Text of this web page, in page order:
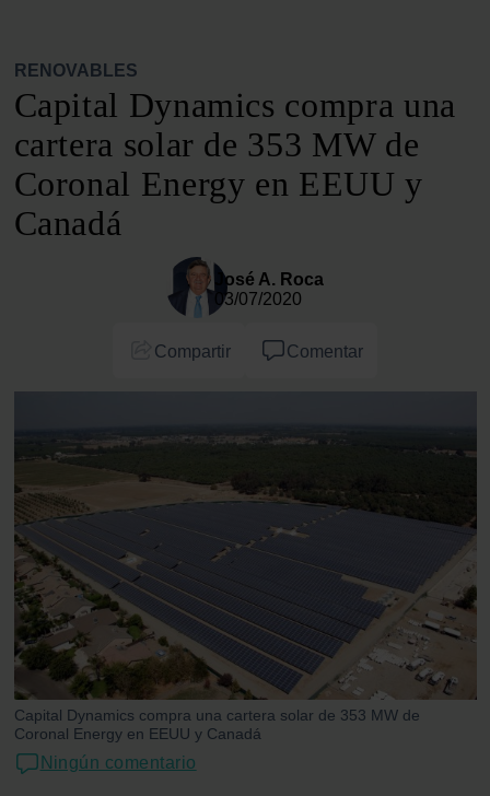
RENOVABLES
Capital Dynamics compra una
cartera solar de 353 MW de
Coronal Energy en EEUU y
Canadá
José A. Roca
03/07/2020
Compartir Comentar
Capital Dynamics compra una cartera solar de 353 MW de
Coronal Energy en EEUU y Canadá
Ningún comentario